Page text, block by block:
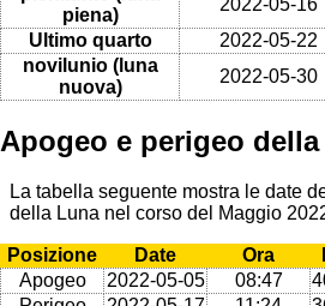
piena)
Ultimo quarto
2022-05-22
novilunio (luna
nuova)
2022-05-30
Apogeo e perigeo
La tabella seguente mostra le date
della Luna nel corso del Maggio
Posizione Date Ora
Apogeo
2022-05-05 08:47